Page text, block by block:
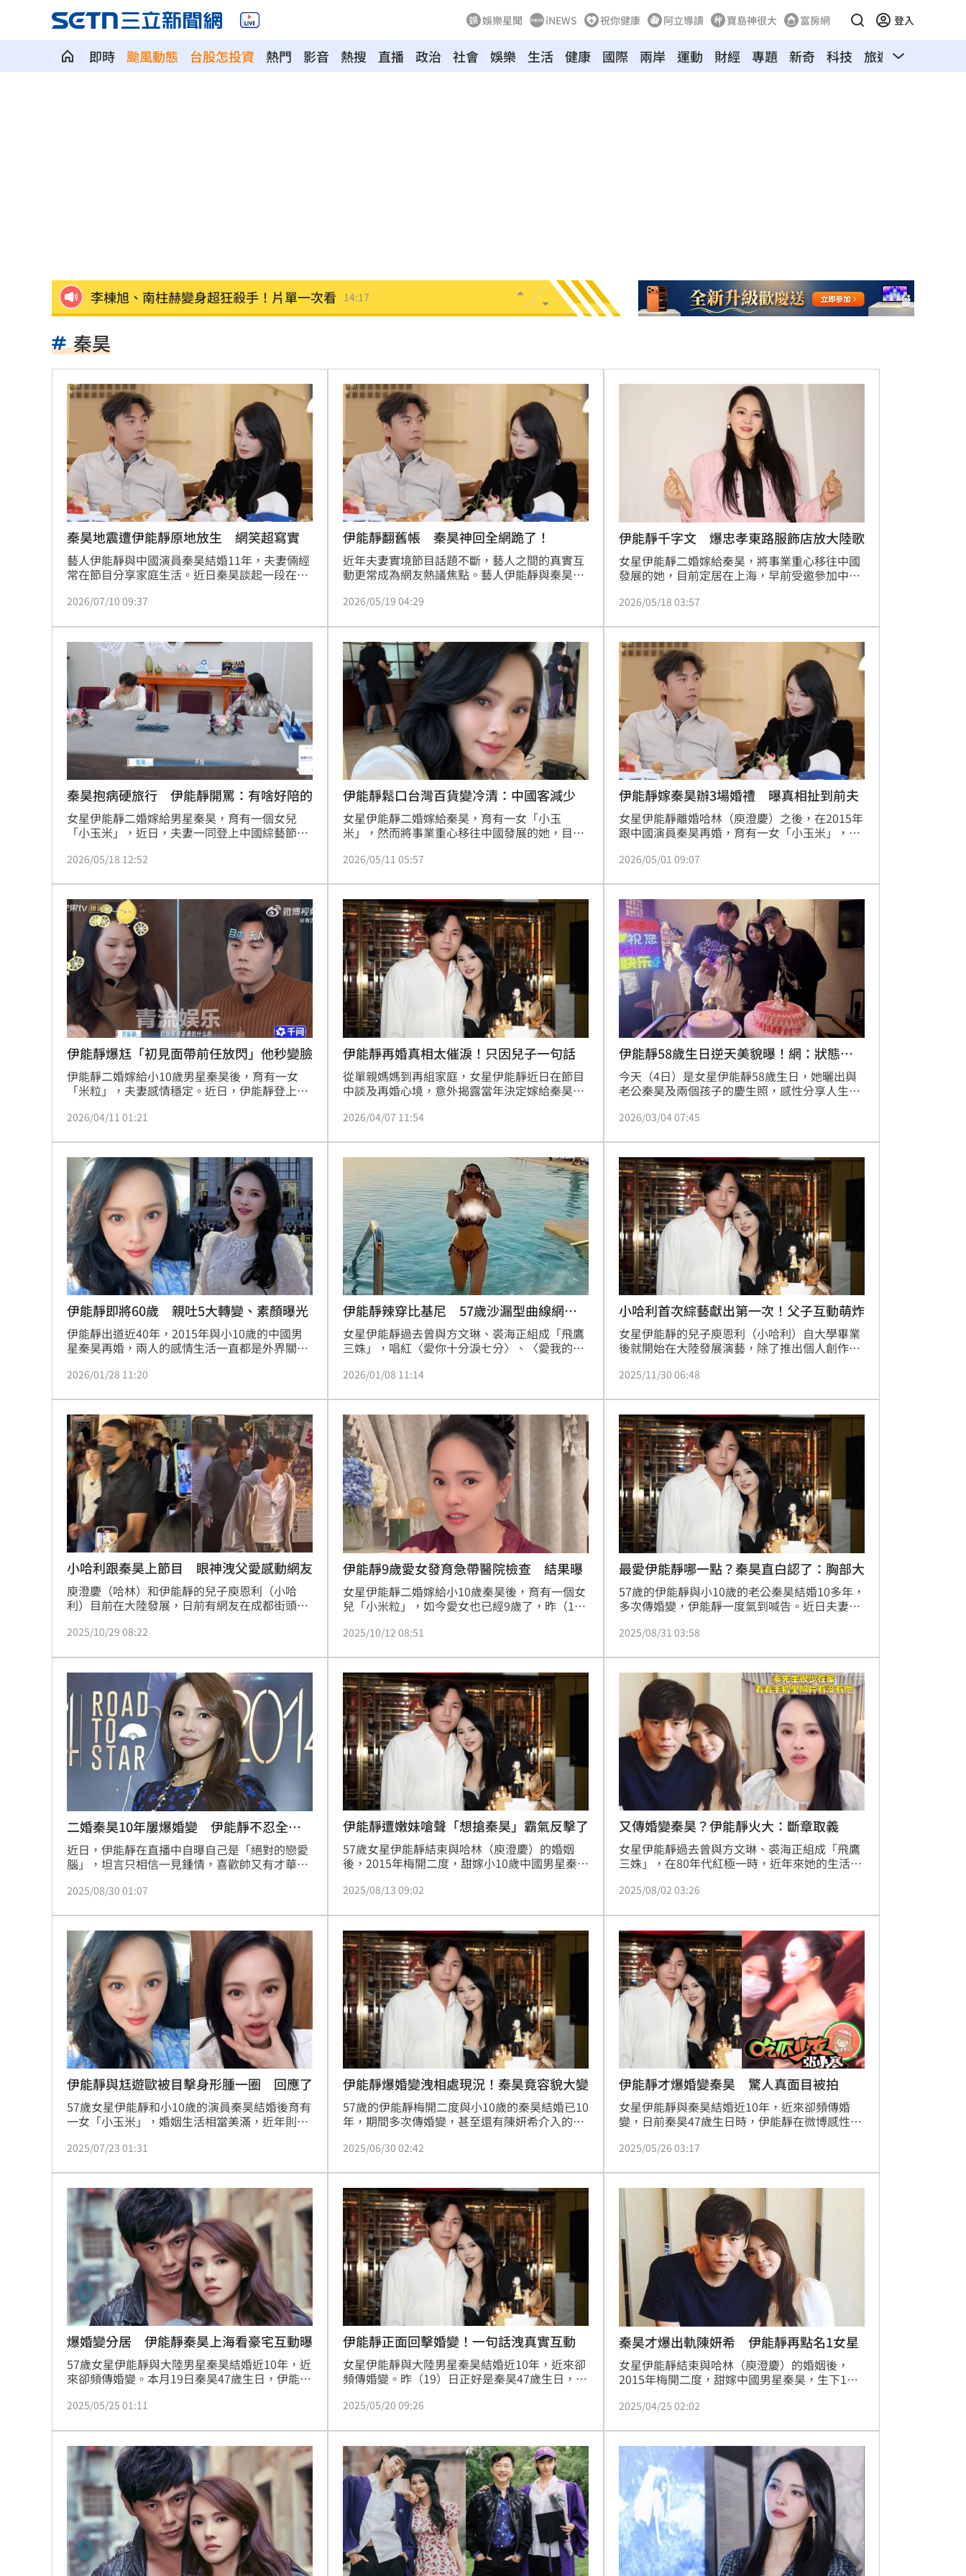
娛樂星聞 iNEWS 祝你健康 阿立導讀 寶島神很大 富房網 登入
即時 颱風動態 台股怎投資 熱門 影音 熱搜 直播 政治 社會 娛樂 生活 健康 國際 兩岸 運動 財經 專題 新奇 科技 旅遊 汽車
李棟旭、南柱赫變身超狂殺手！片單一次看 14:17
參加教召辱罵士官長3字…1原因比一般人慘 14:10
姜厚任小女友超早熟！關係人回應小三爭議
獨／批曹雨婷帳目亂 楊光友再轟余天工會 14:07
廖峻離婚仍被前妻照顧 兒子一句話鼻酸 14:07
別只喝牛奶！「1神飲」助眠又抗大腦退化 14:01
82歲武打巨星近況曝光 本人認狀況不太好 13:56
薔薔父親節曬富爸 白髮赤腳造型意外爆紅 13:49
原本很討厭小S 家長曝「1舉動」改觀 13:43
國壽連10年承作學保 這天開放網路投保 13:43
獨／楊光友批工會帳亂七八糟 曹雨婷發聲 13:42
齊豫被調侃躲歌王！本人高EQ回應奪亞軍 13:37
喜曬超音波照！北影影后李亦捷懷孕了
台灣彩券開獎直播中 20:31
LIVE三立+24小時直播 15:27
三立iNEWS新聞台線上直播
商場戰國來臨 台中「頂奢大道」逐漸成形 12:00
台彩父親節推新刮刮樂千萬頭獎超「爸」氣 12:00
「拍片人的多重宇宙」職涯論壇9/12登場！ 10:30
8國球員齊聚高雄 Formosa 7s掀足球熱潮 10:00
理想混蛋號召粉絲跨海追星吃美食！ 18:15
秦昊
秦昊地震遭伊能靜原地放生 網笑超寫實
藝人伊能靜與中國演員秦昊結婚11年，夫妻倆經
常在節目分享家庭生活。近日秦昊談起一段在台
地」，夫妻互動曝光後，意外掀起網友熱議。林
2026/07/10 09:37
伊能靜翻舊帳 秦昊神回全網跪了！
近年夫妻實境節目話題不斷，藝人之間的真實互
動更常成為網友熱議焦點。藝人伊能靜與秦昊近
起討論，不少網友看完直呼「這回答太會了」、
君
2026/05/19 04:29
伊能靜千字文 爆忠孝東路服飾店放大陸歌
女星伊能靜二婚嫁給秦昊，將事業重心移往中國
發展的她，目前定居在上海，早前受邀參加中國
百貨少了中國遊客後，變得冷清，今她又發千字
2026/05/18 03:57
秦昊抱病硬旅行 伊能靜開罵：有啥好陪的
女星伊能靜二婚嫁給男星秦昊，育有一個女兒
「小玉米」，近日，夫妻一同登上中國綜藝節目
適，卻堅持要陪妻子伊能靜跑完行程，讓伊能靜
2026/05/18 12:52
伊能靜鬆口台灣百貨變冷清：中國客減少
女星伊能靜二婚嫁給秦昊，育有一女「小玉
米」，然而將事業重心移往中國發展的她，目前
屆海峽兩岸中華文化峰會」的開幕式，其中，伊
冷清，引發討論。蔡佩伶報導
2026/05/11 05:57
伊能靜嫁秦昊辦3場婚禮 曝真相扯到前夫
女星伊能靜離婚哈林（庾澄慶）之後，在2015年
跟中國演員秦昊再婚，育有一女「小玉米」，家
《妻子的浪漫旅行》，當時也提到為何連辦三場
導
2026/05/01 09:07
伊能靜爆尪「初見面帶前任放閃」他秒變臉
伊能靜二婚嫁給小10歲男星秦昊後，育有一女
「米粒」，夫妻感情穩定。近日，伊能靜登上綜
秦昊時，對方帶著女友一起用餐，而且還在她面
宜」。蔡佩伶報導
2026/04/11 01:21
伊能靜再婚真相太催淚！只因兒子一句話
從單親媽媽到再組家庭，女星伊能靜近日在節目
中談及再婚心境，意外揭露當年決定嫁給秦昊的
當場動容。林宜君
2026/04/07 11:54
伊能靜58歲生日逆天美貌曝！網：狀態贏
了
今天（4日）是女星伊能靜58歲生日，她曬出與
老公秦昊及兩個孩子的慶生照，感性分享人生態
「我會繼續愛美、繼續奔跑、繼續讓人又愛又
不想再為誰調整了。」林宜君
2026/03/04 07:45
伊能靜即將60歲 親吐5大轉變、素顏曝光
伊能靜出道近40年，2015年與小10歲的中國男
星秦昊再婚，兩人的感情生活一直都是外界關注
靜，親自在社群吐露真實心聲，揭露自己的5大
呆了。
2026/01/28 11:20
伊能靜辣穿比基尼 57歲沙漏型曲線網震
撼
女星伊能靜過去曾與方文琳、裘海正組成「飛鷹
三姝」，唱紅〈愛你十分淚七分〉、〈愛我的人
57歲的伊能靜，一直以來以凍齡聞名，近日她和
尼濕身影片，S級曲線讓網友驚呼連連。
2026/01/08 11:14
小哈利首次綜藝獻出第一次！父子互動萌炸
女星伊能靜的兒子庾恩利（小哈利）自大學畢業
後就開始在大陸發展演藝，除了推出個人創作單
次亮相的原因」。原來，這次節目之所以勇敢參
分。林宜君
2025/11/30 06:48
小哈利跟秦昊上節目 眼神洩父愛感動網友
庾澄慶（哈林）和伊能靜的兒子庾恩利（小哈
利）目前在大陸發展，日前有網友在成都街頭偶
的，是伊能靜現任丈夫，也就是庾恩利的繼父秦
2025/10/29 08:22
伊能靜9歲愛女發育急帶醫院檢查 結果曝
女星伊能靜二婚嫁給小10歲秦昊後，育有一個女
兒「小米粒」，如今愛女也已經9歲了，昨（11
發育，因此擔憂的伊能靜立刻帶女兒做成長曲線
2025/10/12 08:51
最愛伊能靜哪一點？秦昊直白認了：胸部大
57歲的伊能靜與小10歲的老公秦昊結婚10多年，
多次傳婚變，伊能靜一度氣到喊告。近日夫妻倆
最喜歡老婆哪一點？秦昊笑喊：「說了也不能
2025/08/31 03:58
二婚秦昊10年屢爆婚變 伊能靜不忍全招
了
近日，伊能靜在直播中自曝自己是「絕對的戀愛
腦」，坦言只相信一見鍾情，喜歡帥又有才華的
刻，而是能看出人品低處的部分，「你跟一個人
的低處。」林宜君
2025/08/30 01:07
伊能靜遭嫩妹嗆聲「想搶秦昊」霸氣反擊了
57歲女星伊能靜結束與哈林（庾澄慶）的婚姻
後，2015年梅開二度，甜嫁小10歲中國男星秦
能靜與秦昊的10年婚姻觸礁，不過伊能靜不甩外
觀。伊能靜近日透露，曾有一名女網友表示想和
她搶老公，留言嗆聲「我比妳年輕，我覺得我搶
得過」，而她也霸氣回應了。
2025/08/13 09:02
又傳婚變秦昊？伊能靜火大：斷章取義
女星伊能靜過去曾與方文琳、裘海正組成「飛鷹
三姝」，在80年代紅極一時，近年來她的生活重
年，育有一女兒，家庭生活看似幸福，但常常會
界放大解讀，對此，他火大發聲明「什麼時代了
還在搞斷章取義這套」。
2025/08/02 03:26
伊能靜與尪遊歐被目擊身形腫一圈 回應了
57歲女星伊能靜和小10歲的演員秦昊結婚後育有
一女「小玉米」，婚姻生活相當美滿，近年則逐
口也趁工作空檔前往歐洲度假，沒想到卻被網友
承：「胖了」，瞬間引起大家熱議。蔡佩伶報導
2025/07/23 01:31
伊能靜爆婚變洩相處現況！秦昊竟容貌大變
57歲的伊能靜梅開二度與小10歲的秦昊結婚已10
年，期間多次傳婚變，甚至還有陳妍希介入的說
秦昊一起帶女兒小米粒出國度假，並形容：「一
姻與家庭狀態。
2025/06/30 02:42
伊能靜才爆婚變秦昊 驚人真面目被拍
女星伊能靜與秦昊結婚近10年，近來卻頻傳婚
變，日前秦昊47歲生日時，伊能靜在微博感性發
說也是獨一無二的」，正面打破婚變傳聞，如今
2025/05/26 03:17
爆婚變分居 伊能靜秦昊上海看豪宅互動曝
57歲女星伊能靜與大陸男星秦昊結婚近10年，近
來卻頻傳婚變。本月19日秦昊47歲生日，伊能靜
喊「你對我來說是獨一無二的，我對你來說也是
被目擊在上海看「翠湖天地」豪宅，一戶售價最
便宜7571萬人民幣（約3.2億元台幣）、最貴3億
5561萬人民幣（約15.1億元台幣）。蔡維歆
2025/05/25 01:11
伊能靜正面回擊婚變！一句話洩真實互動
女星伊能靜與大陸男星秦昊結婚近10年，近來卻
頻傳婚變。昨（19）日正好是秦昊47歲生日，伊
文，正面回應婚變傳聞！
2025/05/20 09:26
秦昊才爆出軌陳妍希 伊能靜再點名1女星
女星伊能靜結束與哈林（庾澄慶）的婚姻後，
2015年梅開二度，甜嫁中國男星秦昊，生下1女
的10年婚姻觸礁，還有人爆料秦昊與陳妍希假戲
微博寫下長文，伊能靜除了提到夫妻依靠的絕不
是愛情，還特地點名女星鍾楚曦，大讚她和秦昊
很速配。
2025/04/25 02:02